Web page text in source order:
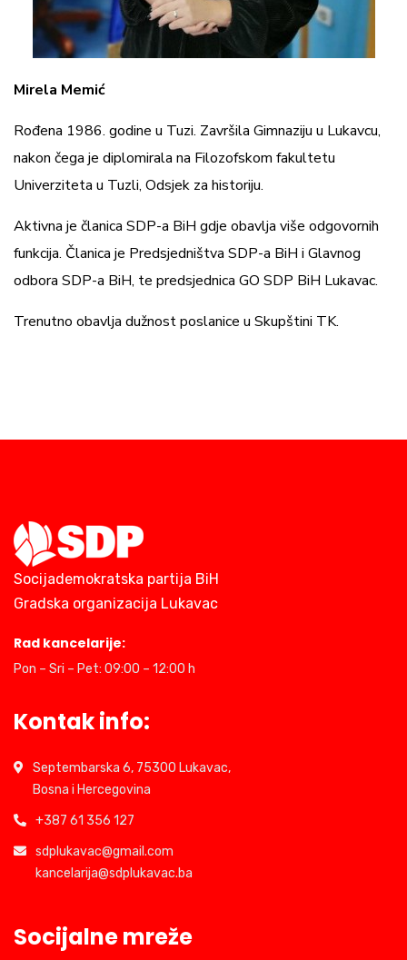
Mirela Memić
Rođena 1986. godine u Tuzi. Završila Gimnaziju u Lukavcu,
nakon čega je diplomirala na Filozofskom fakultetu
Univerziteta u Tuzli, Odsjek za historiju.
Aktivna je članica SDP-a BiH gdje obavlja više odgovornih
funkcija. Članica je Predsjedništva SDP-a BiH i Glavnog
odbora SDP-a BiH, te predsjednica GO SDP BiH Lukavac.
Trenutno obavlja dužnost poslanice u Skupštini TK.
Socijademokratska partija BiH
Gradska organizacija Lukavac
Rad kancelarije:
Pon – Sri – Pet: 09:00 – 12:00 h
Kontak info:
Septembarska 6, 75300 Lukavac,
Bosna i Hercegovina
+387 61 356 127
sdplukavac@gmail.com
kancelarija@sdplukavac.ba
Socijalne mreže